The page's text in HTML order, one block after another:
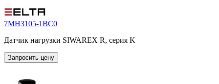
7MH3105-1BC0
Датчик нагрузки SIWAREX R, серия K
Запросить цену